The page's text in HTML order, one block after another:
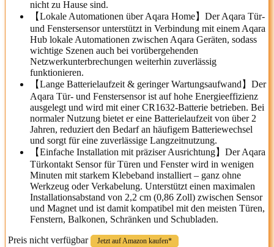
nicht zu Hause sind.
【Lokale Automationen über Aqara Home】Der Aqara Tür-
und Fenstersensor unterstützt in Verbindung mit einem Aqara
Hub lokale Automationen zwischen Aqara Geräten, sodass
wichtige Szenen auch bei vorübergehenden
Netzwerkunterbrechungen weiterhin zuverlässig
funktionieren.
【Lange Batterielaufzeit & geringer Wartungsaufwand】Der
Aqara Tür- und Fenstersensor ist auf hohe Energieeffizienz
ausgelegt und wird mit einer CR1632-Batterie betrieben. Bei
normaler Nutzung bietet er eine Batterielaufzeit von über 2
Jahren, reduziert den Bedarf an häufigem Batteriewechsel
und sorgt für eine zuverlässige Langzeitnutzung.
【Einfache Installation mit präziser Ausrichtung】Der Aqara
Türkontakt Sensor für Türen und Fenster wird in wenigen
Minuten mit starkem Klebeband installiert – ganz ohne
Werkzeug oder Verkabelung. Unterstützt einen maximalen
Installationsabstand von 2,2 cm (0,86 Zoll) zwischen Sensor
und Magnet und ist damit kompatibel mit den meisten Türen,
Fenstern, Balkonen, Schränken und Schubladen.
Preis nicht verfügbar
Jetzt auf Amazon kaufen*